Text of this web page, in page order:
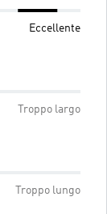
Eccellente
Troppo largo
Troppo lungo